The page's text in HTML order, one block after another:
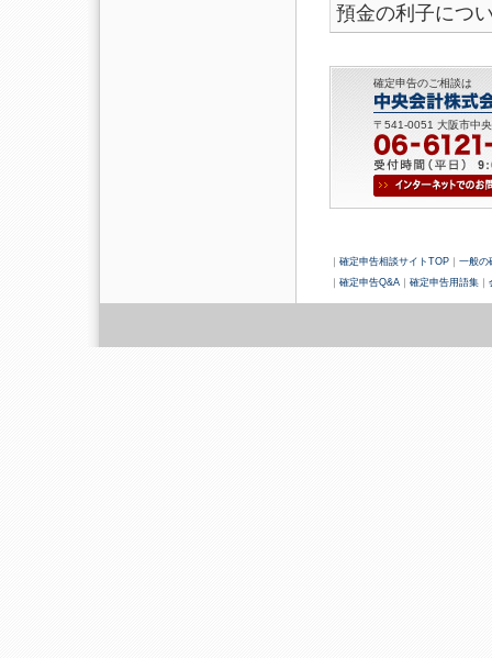
預金の利子につ
確定申告のご相談は
〒541-0051 大阪市中
確定申告相談サイトTOP
一般の
確定申告Q&A 確定申告用語集